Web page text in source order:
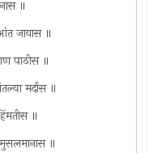
॥
जायास ॥
पाठीस ॥
मर्दास ॥
॥
॥